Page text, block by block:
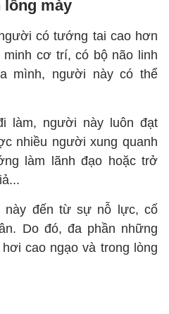
mày
có tướng tai cao hơn
minh cơ trí, có bộ não linh
mình, người này có thể
làm, người này luôn đạt
nhiều người xung quanh
làm lãnh đạo hoặc trở
này đến từ sự nỗ lực, cố
Do đó, đa phần những
cao ngạo và trong lòng